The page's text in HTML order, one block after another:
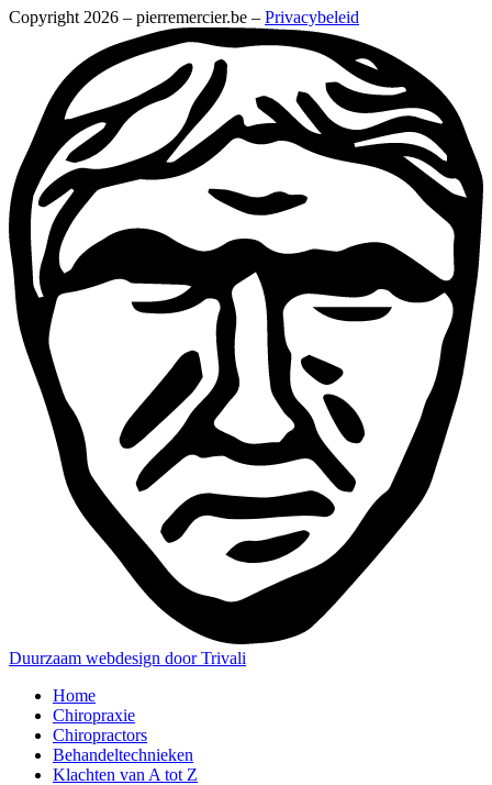
Copyright 2026 – pierremercier.be – Privacybeleid
Duurzaam webdesign door Trivali
Home
Chiropraxie
Chiropractors
Behandeltechnieken
Klachten van A tot Z